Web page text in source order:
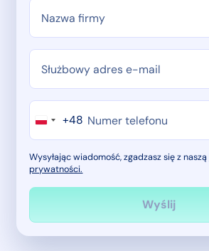
+48
Wysyłając wiadomość, zgadzasz się z naszą
prywatności.